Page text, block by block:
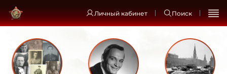
Личный кабинет Поиск